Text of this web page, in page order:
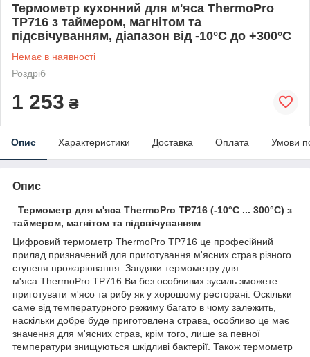
Термометр кухонний для м'яса ThermoPro
TP716 з таймером, магнітом та
підсвічуванням, діапазон від -10°C до +300°C
Немає в наявності
Роздріб
1 253 ₴
Опис Характеристики Доставка Оплата Умови
Опис
Термометр для м'яса ThermoPro TP716 (-10°C ... 300°C) з
таймером, магнітом та підсвічуванням
Цифровий термометр ThermoPro TP716 це професійний
прилад призначений для приготування м'ясних страв різного
ступеня прожарювання. Завдяки термометру для
м'яса ThermoPro TP716 Ви без особливих зусиль зможете
приготувати м'ясо та рибу як у хорошому ресторані. Оскільки
саме від температурного режиму багато в чому залежить,
наскільки добре буде приготовлена ​​страва, особливо це має
значення для м'ясних страв, крім того, лише за певної
температури знищуються шкідливі бактерії. Також термометр